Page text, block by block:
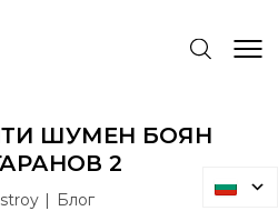
ШУМЕН БОЯН
2
Блог